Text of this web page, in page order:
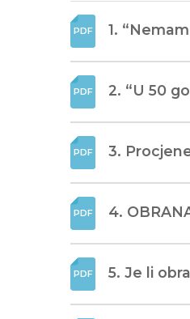
1.
2. “U 50
3.
4.
5. Je li